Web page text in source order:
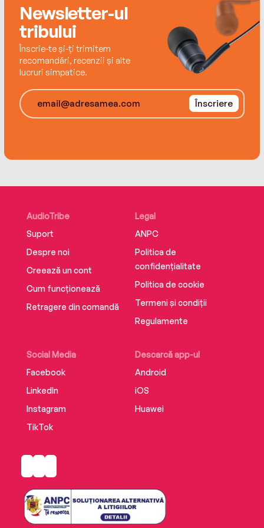
Bookzone)
Dr. Becky Kennedy – Metoda Good Inside
(Editura Trei)
Abigail Shrier – Bad Therapy (în limba engleză)
Newsletter-ul
tribului
Înscrie-te și-ți trimitem
recomandări, recenzii și alte
lucruri simpatice.
Înscriere
AudioTribe
Suport
Despre noi
Creează un cont
Cum funcționează
Retragere din comandă
Social Media
Facebook
LinkedIn
Instagram
TikTok
Descarcă app-ul
Android
iOS
Huawei
Legal
ANPC
Politica de
confidențialitate
Politica de cookie
Termeni și condiții
Regulamente